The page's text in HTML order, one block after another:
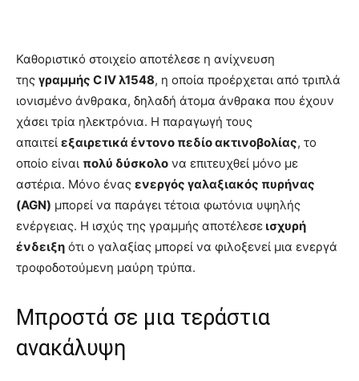
Καθοριστικό στοιχείο αποτέλεσε η ανίχνευση
της γραμμής C IV λ1548, η οποία προέρχεται από τριπλά
ιονισμένο άνθρακα, δηλαδή άτομα άνθρακα που έχουν
χάσει τρία ηλεκτρόνια. Η παραγωγή τους
απαιτεί εξαιρετικά έντονο πεδίο ακτινοβολίας, το
οποίο είναι πολύ δύσκολο να επιτευχθεί μόνο με
αστέρια. Μόνο ένας ενεργός γαλαξιακός πυρήνας
(AGN) μπορεί να παράγει τέτοια φωτόνια υψηλής
ενέργειας. Η ισχύς της γραμμής αποτέλεσε ισχυρή
ένδειξη ότι ο γαλαξίας μπορεί να φιλοξενεί μια ενεργά
τροφοδοτούμενη μαύρη τρύπα.
Μπροστά σε μια τεράστια
ανακάλυψη